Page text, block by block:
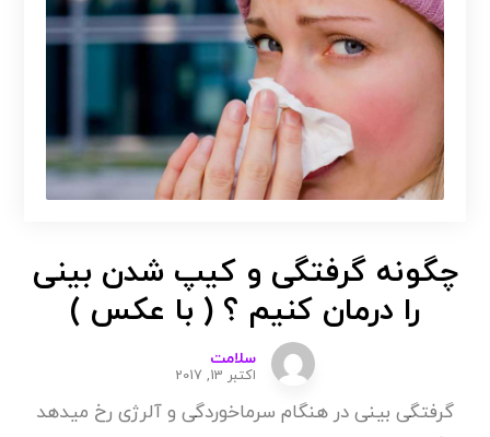
چگونه گرفتگی و کیپ شدن بینی
را درمان کنیم ؟ ( با عکس )
سلامت
اکتبر 13, 2017
گرفتگی بینی در هنگام سرماخوردگی و آلرژی رخ میدهد